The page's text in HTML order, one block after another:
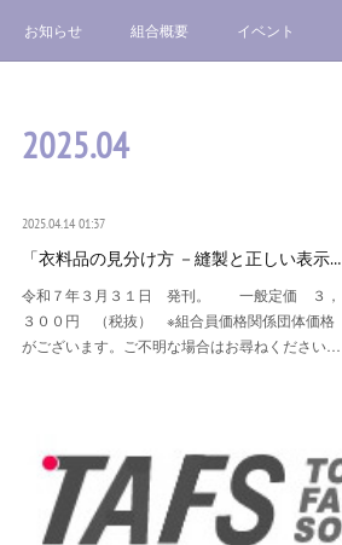
お知らせ 組合概要 イベント
2025.04
2025.04.14 01:37
「衣料品の見分け方 －縫製と正しい表示…
令和７年３月３１日 発刊。 一般定価 ３，
３００円 （税抜） ※組合員価格関係団体価格
がございます。ご不明な場合はお尋ねください…